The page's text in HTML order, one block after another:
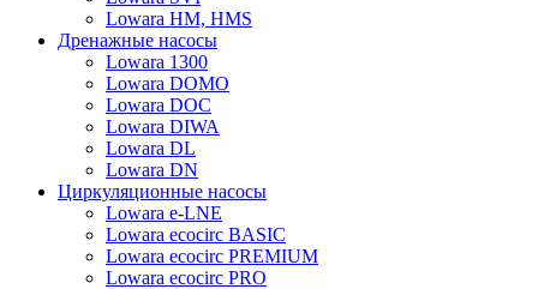
Lowara HM, HMS
Дренажные насосы
Lowara 1300
Lowara DOMO
Lowara DOC
Lowara DIWA
Lowara DL
Lowara DN
Циркуляционные насосы
Lowara e-LNE
Lowara ecocirc BASIC
Lowara ecocirc PREMIUM
Lowara ecocirc PRO